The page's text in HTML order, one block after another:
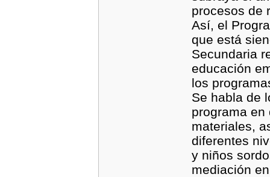
procesos de
Así, el
que está
Secundaria
educación
los
Se habla de
programa
materiales,
diferentes
y niños
mediación